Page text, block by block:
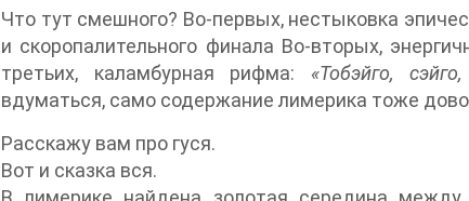
Что тут смешного? Во-первых, нестыковка
и скоропалительного финала Во-вторых,
третьих, каламбурная рифма: «Тобэйго,
вдуматься, само содержание лимерика тоже
Расскажу вам про гуся.
Вот и сказка вся.